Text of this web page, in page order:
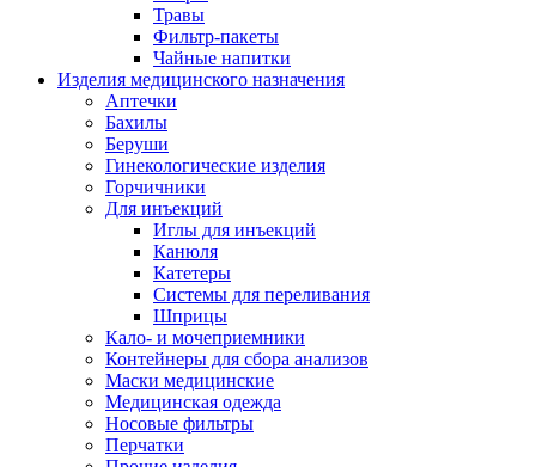
Травы
Фильтр-пакеты
Чайные напитки
Изделия медицинского назначения
Аптечки
Бахилы
Беруши
Гинекологические изделия
Горчичники
Для инъекций
Иглы для инъекций
Канюля
Катетеры
Системы для переливания
Шприцы
Кало- и мочеприемники
Контейнеры для сбора анализов
Маски медицинские
Медицинская одежда
Носовые фильтры
Перчатки